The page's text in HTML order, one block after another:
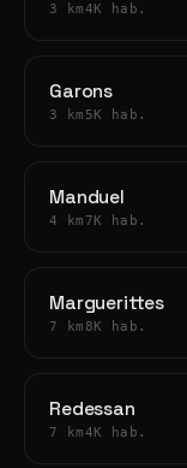
3 km4K hab.
Garons
3 km 5K hab.
Manduel
4 km 7K hab.
Marguerittes
7 km 8K hab.
Redessan
7 km4K hab.